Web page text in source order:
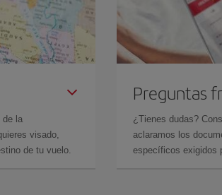
de la
visado,
de tu vuelo.
Preguntas
¿Tienes dudas?
aclaramos los
específicos exigidos